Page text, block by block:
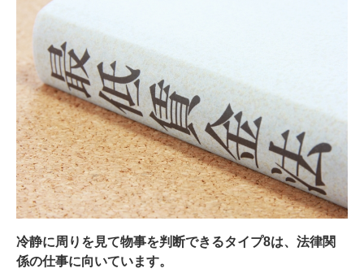
冷静に周りを見て物事を判断できるタイプ8は、法律関
係の仕事に向いています。